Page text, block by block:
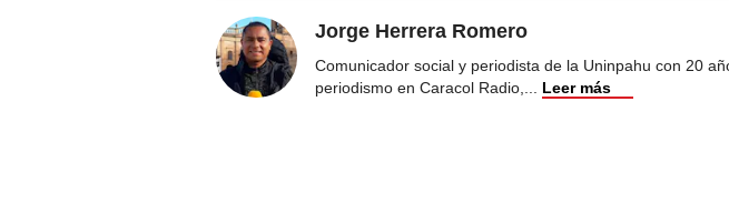
Jorge Herrera Romero
Comunicador social y periodista de la Uninpahu con 20
periodismo en Caracol Radio,... Leer más